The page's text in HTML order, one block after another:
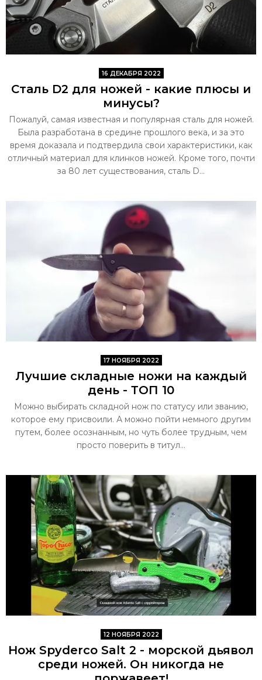
16 ДЕКАБРЯ 2022
Сталь D2 для ножей - какие плюсы и
минусы?
Пожалуй, самая известная и популярная сталь для ножей.
Была разработана в средине прошлого века, и за это
время доказала и подтвердила свои характеристики, как
отличный материал для клинков ножей. Кроме того, почти
за 80 лет существования, сталь D...
17 НОЯБРЯ 2022
Лучшие складные ножи на каждый
день - ТОП 10
Можно выбирать складной нож по статусу или званию,
которое ему присвоили. А можно пойти немного другим
путем, более осознанным, но чуть более трудным, чем
просто поверить в титул...
12 НОЯБРЯ 2022
Нож Spyderco Salt 2 - морской дьявол
среди ножей. Он никогда не